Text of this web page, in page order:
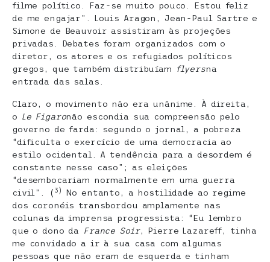
filme político. Faz-se muito pouco. Estou feliz
de me engajar”. Louis Aragon, Jean-Paul Sartre e
Simone de Beauvoir assistiram às projeções
privadas. Debates foram organizados com o
diretor, os atores e os refugiados políticos
gregos, que também distribuíam
flyersna
entrada das salas.
Claro, o movimento não era unânime. À direita,
o Le Figaronão escondia sua compreensão pelo
governo de farda: segundo o jornal, a pobreza
“dificulta o exercício de uma democracia ao
estilo ocidental. A tendência para a desordem é
constante nesse caso”; as eleições
“desembocariam normalmente em uma guerra
civil”. ( 3)
No entanto, a hostilidade ao regime
dos coronéis transbordou amplamente nas
colunas da imprensa progressista: “Eu lembro
que o dono da
France Soir, Pierre Lazareff, tinha
me convidado a ir à sua casa com algumas
pessoas que não eram de esquerda e tinham